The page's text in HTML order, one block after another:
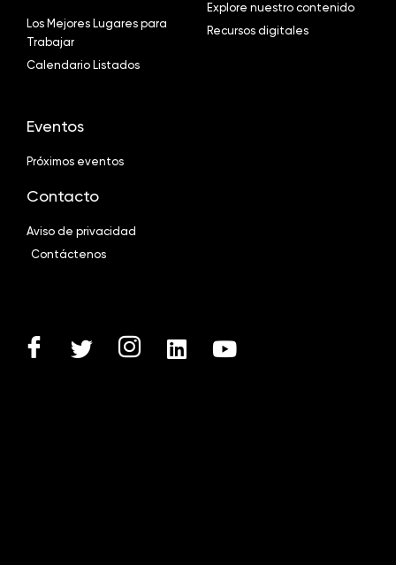
Los Mejores Lugares para
Trabajar
Calendario Listados
Explore nuestro contenido
Recursos digitales
Eventos
Próximos eventos
Contacto
Aviso de privacidad
Contáctenos